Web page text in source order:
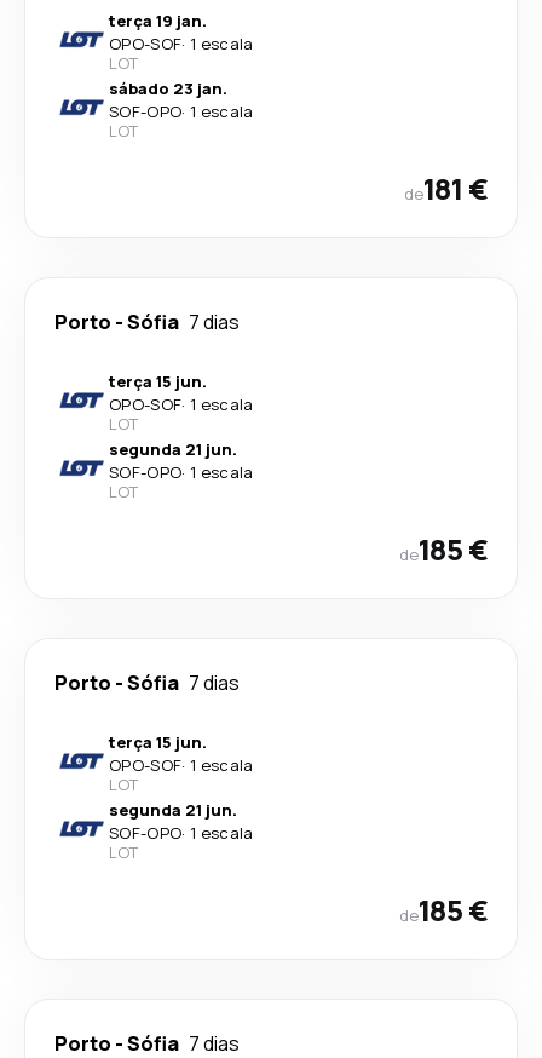
terça 19 jan.
OPO-SOF· 1 escala
LOT
sábado 23 jan.
SOF-OPO· 1 escala
LOT
de181 €
Porto -Sófia 7 dias
terça 15 jun.
OPO-SOF· 1 escala
LOT
segunda 21 jun.
SOF-OPO· 1 escala
LOT
de185 €
Porto -Sófia 7 dias
terça 15 jun.
OPO-SOF· 1 escala
LOT
segunda 21 jun.
SOF-OPO· 1 escala
LOT
de185 €
Porto -Sófia 7 dias